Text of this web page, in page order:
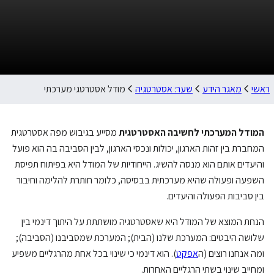
ראשי מאגר הידע שער: אסטרטגיה מודל אסטרטגי מערכתי
המודל המערכתי לחשיבה האסטרטגיתמסייע בגיבוש מפה אסטרטגית
המחברת בין זהות הארגון, יכולות ונכסי הארגון, לבין הסביבה בה הוא פועל
והיעדים אותם הוא מנסה להשיג. הייחודיות של המודל היא בפיתוח תפיסת
השפעה ופעולה שהיא מערכתית בבסיסה, כלומר חותרת להלימה וחיבור
בין סביבות הפעולה והיעדים.
הנחת המוצא של המודל היא שאסטרטגיה מושתתת על היתוך דינמי בין
שלושה היבטים: המערכת שלנו (הבית); המערכת שמסביבנו (הסביבה);
ומה אנחנו רוצים (האפקט). הוא דינמי כי שינוי בכל אחת מהרגליים משפיע
ומחייב שינוי בשתי הרגליים האחרות.